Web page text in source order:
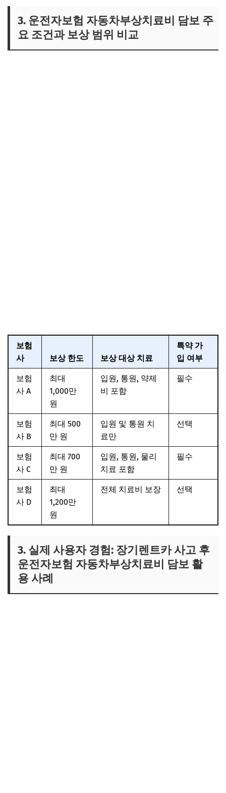
3. 운전자보험 자동차부상치료비 담보 주
요 조건과 보상 범위 비교
보험
사
보상 한도 보상 대상 치료
특약 가
입 여부
보험
사 A
최대
1,000만
원
입원, 통원, 약제
비 포함
필수
보험
사 B
최대 500
만 원
입원 및 통원 치
료만
선택
보험
사 C
최대 700
만 원
입원, 통원, 물리
치료 포함
필수
보험
사 D
최대
1,200만
원
전체 치료비 보장 선택
3. 실제 사용자 경험: 장기렌트카 사고 후
운전자보험 자동차부상치료비 담보 활
용 사례